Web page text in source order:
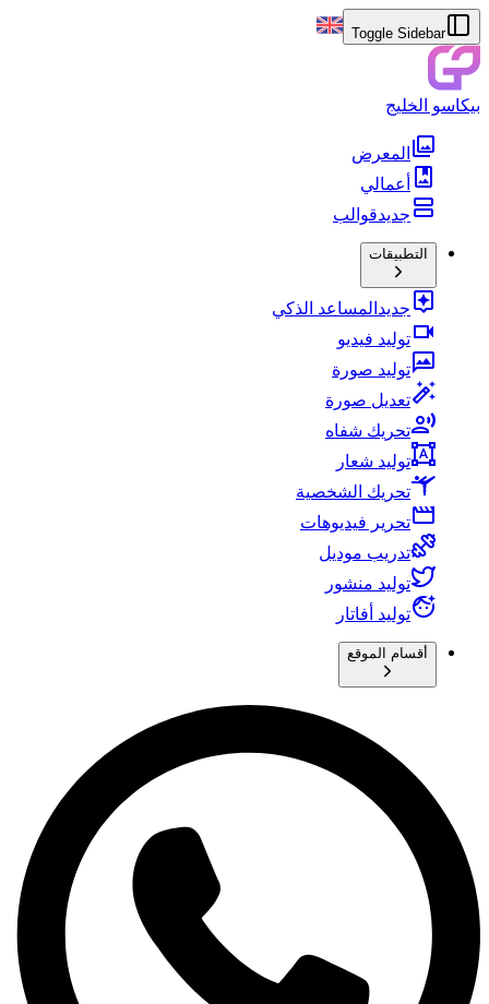
Toggle Sidebar
بيكاسو الخليج
المعرض
أعمالي
جديدقوالب
التطبيقات
جديد المساعد الذكي
توليد فيديو
توليد صورة
تعديل صورة
تحريك شفاه
توليد شعار
تحريك الشخصية
تحرير فيديوهات
تدريب موديل
توليد منشور
توليد أفاتار
أقسام الموقع